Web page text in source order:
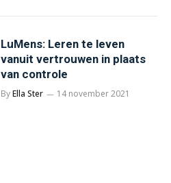
LuMens: Leren te leven
vanuit vertrouwen in plaats
van controle
ByElla Ster 14 november 2021